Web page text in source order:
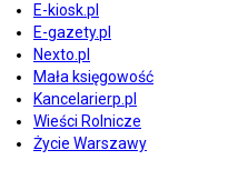
E-kiosk.pl
E-gazety.pl
Nexto.pl
Mała księgowość
Kancelarierp.pl
Wieści Rolnicze
Życie Warszawy